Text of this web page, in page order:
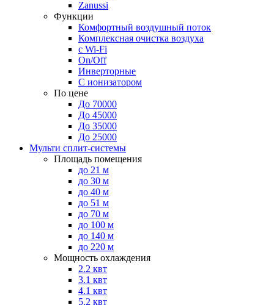
Zanussi
Функции
Комфортный воздушный поток
Комплексная очистка воздуха
с Wi-Fi
On/Off
Инверторные
С ионизатором
По цене
До 70000
До 45000
До 35000
До 25000
Мульти сплит-системы
Площадь помещения
до 21 м
до 30 м
до 40 м
до 51 м
до 70 м
до 100 м
до 140 м
до 220 м
Мощность охлаждения
2.2 квт
3.1 квт
4.1 квт
5.2 квт